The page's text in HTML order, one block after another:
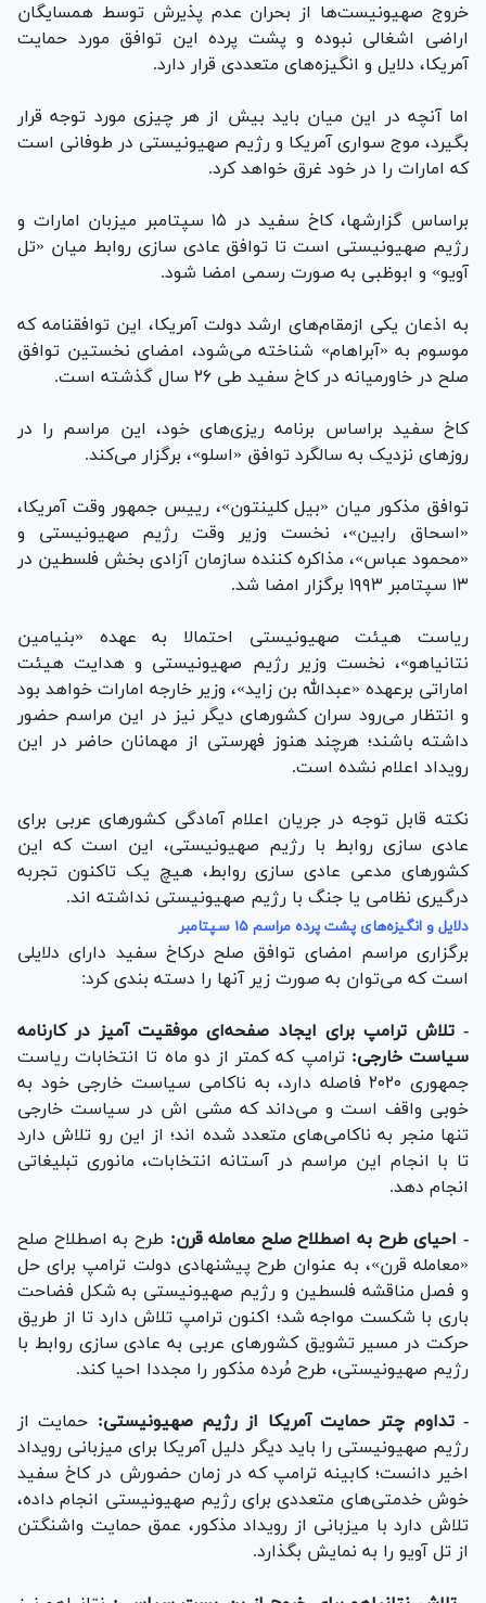
خروج صهیونیست‌ها از بحران عدم پذیرش توسط همسایگان
اراضی اشغالی نبوده و پشت پرده این توافق مورد حمایت
آمریکا، دلایل و انگیزه‌های متعددی قرار دارد.
اما آنچه در این میان باید بیش از هر چیزی مورد توجه قرار
بگیرد، موج سواری آمریکا و رژیم صهیونیستی در طوفانی است
که امارات را در خود غرق خواهد کرد.
براساس گزارش‎ها، کاخ سفید در ۱۵ سپتامبر میزبان امارات و
رژیم صهیونیستی است تا توافق عادی سازی روابط میان «تل
آویو» و ابوظبی به صورت رسمی امضا شود.
به اذعان یکی ازمقام‌های ارشد دولت آمریکا، این توافقنامه که
موسوم به «آبراهام» شناخته می‌شود، امضای نخستین توافق
صلح در خاورمیانه در کاخ سفید طی ۲۶ سال گذشته است.
کاخ سفید براساس برنامه ریزی‌های خود، این مراسم را در
روز‌های نزدیک به سالگرد توافق «اسلو»، برگزار می‌کند.
توافق مذکور میان «بیل کلینتون»، رییس جمهور وقت آمریکا،
«اسحاق رابین»، نخست وزیر وقت رژیم صهیونیستی و
«محمود عباس»، مذاکره کننده سازمان آزادی بخش فلسطین در
۱۳ سپتامبر ۱۹۹۳ برگزار امضا شد.
ریاست هیئت صهیونیستی احتمالا به عهده «بنیامین
نتانیاهو»، نخست وزیر رژیم صهیونیستی و هدایت هیئت
اماراتی برعهده «عبدالله بن زاید»، وزیر خارجه امارات خواهد بود
و انتظار می‌رود سران کشور‌های دیگر نیز در این مراسم حضور
داشته باشند؛ هرچند هنوز فهرستی از مهمانان حاضر در این
رویداد اعلام نشده است.
نکته قابل توجه در جریان اعلام آمادگی کشور‌های عربی برای
عادی سازی روابط با رژیم صهیونیستی، این است که این
کشور‌های مدعی عادی سازی روابط، هیچ یک تاکنون تجربه
درگیری نظامی یا جنگ با رژیم صهیونیستی نداشته اند.
دلایل و انگیزه‌های پشت پرده مراسم ۱۵ سپتامبر
برگزاری مراسم امضای توافق صلح درکاخ سفید دارای دلایلی
است که می‌توان به صورت زیر آنها را دسته بندی کرد:
- تلاش ترامپ برای ایجاد صفحه‌ای موفقیت آمیز در کارنامه
سیاست خارجی: ترامپ که کمتر از دو ماه تا انتخابات ریاست
جمهوری ۲۰۲۰ فاصله دارد، به ناکامی سیاست خارجی خود به
خوبی واقف است و می‌داند که مشی اش در سیاست خارجی
تنها منجر به ناکامی‌های متعدد شده اند؛ از این رو تلاش دارد
تا با انجام این مراسم در آستانه انتخابات، مانوری تبلیغاتی
انجام دهد.
- احیای طرح به اصطلاح صلح معامله قرن: طرح به اصطلاح صلح
«معامله قرن»، به عنوان طرح پیشنهادی دولت ترامپ برای حل
و فصل مناقشه فلسطین و رژیم صهیونیستی به شکل فضاحت
باری با شکست مواجه شد؛ اکنون ترامپ تلاش دارد تا از طریق
حرکت در مسیر تشویق کشور‌های عربی به عادی سازی روابط با
رژیم صهیونیستی، طرح مُرده مذکور را مجددا احیا کند.
- تداوم چتر حمایت آمریکا از رژیم صهیونیستی: حمایت از
رژیم صهیونیستی را باید دیگر دلیل آمریکا برای میزبانی رویداد
اخیر دانست؛ کابینه ترامپ که در زمان حضورش در کاخ سفید
خوش خدمتی‌های متعددی برای رژیم صهیونیستی انجام داده،
تلاش دارد با میزبانی از رویداد مذکور، عمق حمایت واشنگتن
از تل آویو را به نمایش بگذارد.